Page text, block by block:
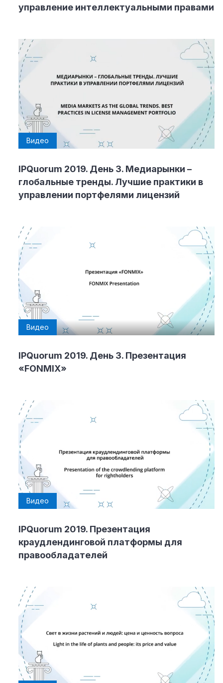
управление интеллектуальными правами
Видео
IPQuorum 2019. День 3. Медиарынки –
глобальные тренды. Лучшие практики в
управлении портфелями лицензий
Видео
IPQuorum 2019. День 3. Презентация
«FONMIX»
Видео
IPQuorum 2019. Презентация
краудлендинговой платформы для
правообладателей